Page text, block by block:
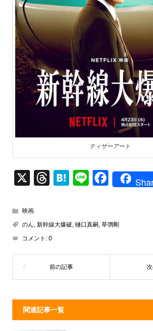
ティザーアート
X
T
a
d
s
H
n
Li
F
e
o
映画
のん, 新幹線大爆破, 樋口真嗣 , 草彅剛
コメント: 0
関連記事一覧